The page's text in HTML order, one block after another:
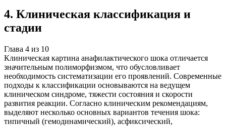
4. Клиническая классификация и
стадии
Глава 4 из 10
Клиническая картина анафилактического шока отличается
значительным полиморфизмом, что обусловливает
необходимость систематизации его проявлений. Современные
подходы к классификации основываются на ведущем
клиническом синдроме, тяжести состояния и скорости
развития реакции. Согласно клиническим рекомендациям,
выделяют несколько основных вариантов течения шока:
типичный (гемодинамический), асфиксический,